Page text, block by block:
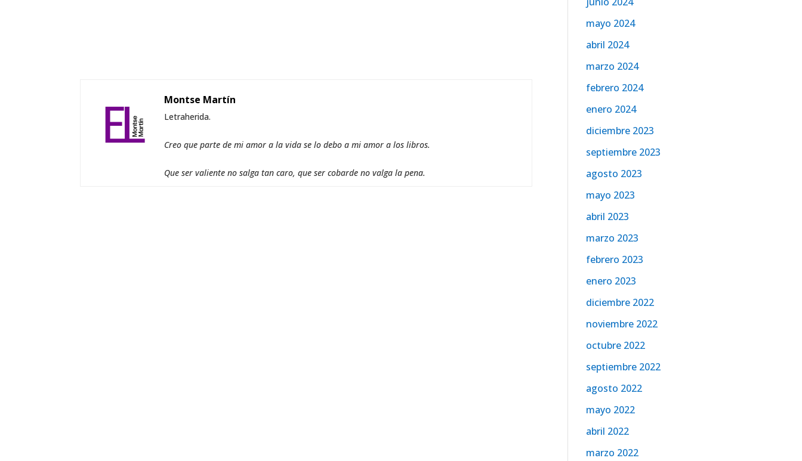
Montse Martín
Letraherida.
Creo que parte de mi amor a la vida se lo debo a mi amor a los libros.
Que ser valiente no salga tan caro, que ser cobarde no valga la pena.
mayo 2024
abril 2024
marzo 2024
febrero 2024
enero 2024
diciembre 2023
septiembre 2023
agosto 2023
mayo 2023
abril 2023
marzo 2023
febrero 2023
enero 2023
diciembre 2022
noviembre 2022
octubre 2022
septiembre 2022
agosto 2022
mayo 2022
abril 2022
marzo 2022